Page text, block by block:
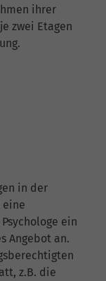
ihrer
zwei Etagen
in der
eine
ein
Angebot an.
z.B. die